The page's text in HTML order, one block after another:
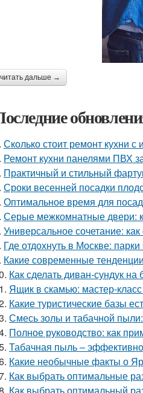
читать дальше →
Сколько стоит ремонт кухни
Ремонт кухни панелями ПВХ
Практичный и стильный
Сроки весенней посадки
Оптимальное время для
Серые межкомнатные двери:
Универсальное сочетание:
Где отдохнуть в Москве:
Какие современные
Как сделать диван-сундук
Ящик в скамью: мастер-
Какие туристические базы
Смесь золы и табачной
Полное руководство: как
Табачная пыль –
Какие необычные факты о
Как выбрать оптимальные